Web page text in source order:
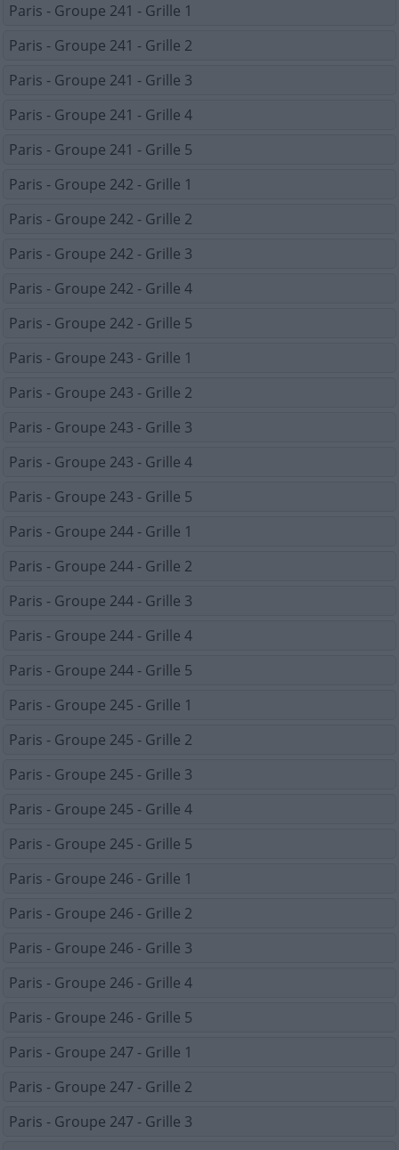
Paris - Groupe 241 - Grille 1
Paris - Groupe 241 - Grille 2
Paris - Groupe 241 - Grille 3
Paris - Groupe 241 - Grille 4
Paris - Groupe 241 - Grille 5
Paris - Groupe 242 - Grille 1
Paris - Groupe 242 - Grille 2
Paris - Groupe 242 - Grille 3
Paris - Groupe 242 - Grille 4
Paris - Groupe 242 - Grille 5
Paris - Groupe 243 - Grille 1
Paris - Groupe 243 - Grille 2
Paris - Groupe 243 - Grille 3
Paris - Groupe 243 - Grille 4
Paris - Groupe 243 - Grille 5
Paris - Groupe 244 - Grille 1
Paris - Groupe 244 - Grille 2
Paris - Groupe 244 - Grille 3
Paris - Groupe 244 - Grille 4
Paris - Groupe 244 - Grille 5
Paris - Groupe 245 - Grille 1
Paris - Groupe 245 - Grille 2
Paris - Groupe 245 - Grille 3
Paris - Groupe 245 - Grille 4
Paris - Groupe 245 - Grille 5
Paris - Groupe 246 - Grille 1
Paris - Groupe 246 - Grille 2
Paris - Groupe 246 - Grille 3
Paris - Groupe 246 - Grille 4
Paris - Groupe 246 - Grille 5
Paris - Groupe 247 - Grille 1
Paris - Groupe 247 - Grille 2
Paris - Groupe 247 - Grille 3